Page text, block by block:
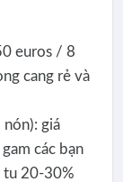
euros / 8
cang rẻ và
giá
các bạn
tu 20-30%